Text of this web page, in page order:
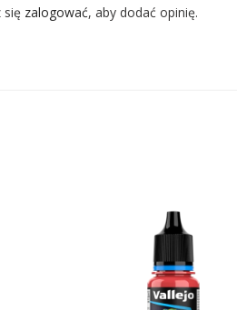
się zalogować, aby dodać opinię.